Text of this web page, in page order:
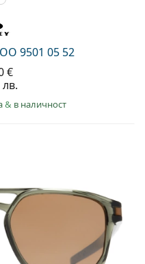
9501 05 52
€
& в наличност